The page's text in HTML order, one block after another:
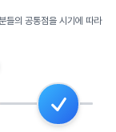
들의 공통점을 시기에 따라